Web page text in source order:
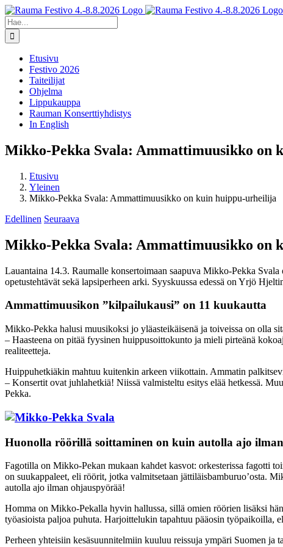
Skip
to
content
Facebook
X
Instagram
YouTube
Etsi
...
Etusivu
Festivo 2026
Taiteilijat
Ohjelma
Lippukauppa
Rauman Konserttiyhdistys
In English
Mikko-Pekka Svala: Ammattimuusikko on
Etusivu
Yleinen
Mikko-Pekka Svala: Ammattimuusikko on kuin huippu-urheilija
Edellinen Seuraava
Mikko-Pekka Svala: Ammattimuusikko on
Lauantaina 14.3. Raumalle konsertoimaan saapuva Mikko-Pekka
opetustehtävät sekä lapsiperheen arki. Syyskuussa edessä on Yrjö
Ammattimuusikon ”kilpailukausi” on 11 kuukautta
Mikko-Pekka halusi muusikoksi jo yläasteikäisenä ja toiveissa on olla
– Haasteena on pitää fyysinen huippusoittokunto ja mieli pirteänä
realiteetteja.
Huippuhetkiäkin mahtuu kuitenkin arkeen viikottain. Ammatin
– Konsertit ovat juhlahetkiä! Niissä valmisteltu esitys elää hetkessä.
Pekka.
Huonolla röörillä soittaminen on kuin autolla ajo
Fagotilla on Mikko-Pekan mukaan kahdet kasvot: orkesterissa fagotti
on suukappaleet, eli röörit, jotka valmitsetaan jättiläisbamburuo’osta.
autolla ajo ilman ohjauspyörää!
Homma on Mikko-Pekalla hyvin hallussa, sillä omien röörien lisäksi
työasioista paljoa puhuta. Harjoittelukin tapahtuu pääosin työpaikoilla,
Perheen yhteisiin kesäsuunnitelmiin kuuluu reissuja ympäri Suomen